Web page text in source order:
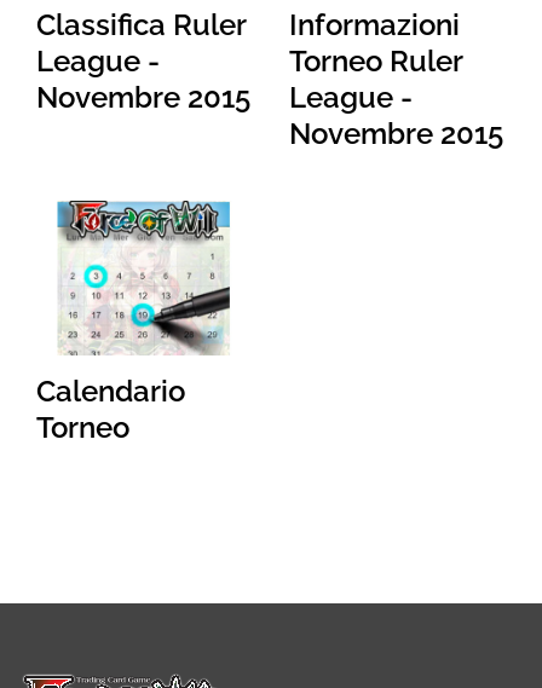
Classifica Ruler
League -
Novembre 2015
Informazioni
Torneo Ruler
League -
Novembre 2015
Calendario
Torneo